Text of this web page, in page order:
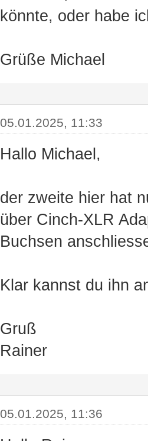
könnte, oder habe
Grüße Michael
05.01.2025, 11:33
Hallo Michael,
der zweite hier hat
über Cinch-XLR
Buchsen
Klar kannst du ihn
Gruß
Rainer
05.01.2025, 11:36